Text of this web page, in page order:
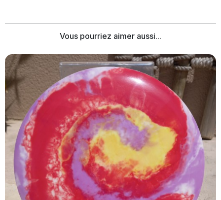
Vous pourriez aimer aussi...